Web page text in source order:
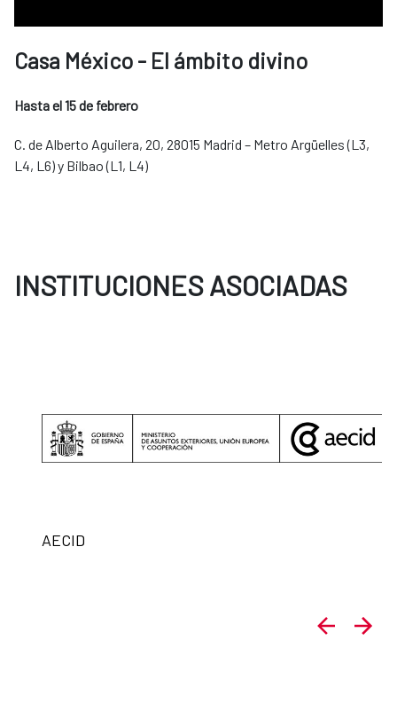
Casa México - El ámbito divino
Hasta el 15 de febrero
C. de Alberto Aguilera, 20, 28015 Madrid – Metro Argüelles (L3,
L4, L6) y Bilbao (L1, L4)
INSTITUCIONES ASOCIADAS
AECID